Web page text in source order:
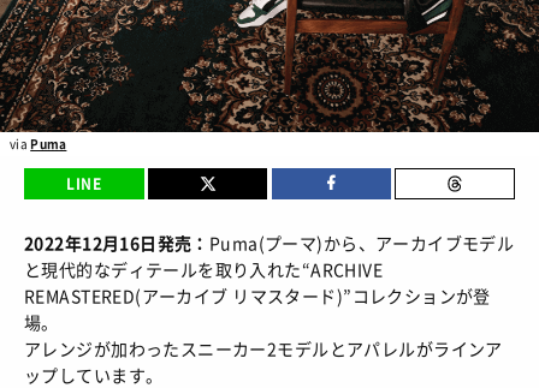
TOP/ スタイルトップ
STYLE IDEA / コーデのアイデア
STYLE SNAP / ストリートスナップ
BEAUTY
TOP/ ビューティートップ
COSMETICS / コスメアイテム
SNEAKER MIX/ スニーカーMIX
MAKE UP/ チュートリアル
FEATURE
TOP
COLUMNS / コラム
FASHION/ ファション
SHOPS/ ショップ情報
HOW TO/ あれこれハウツー
CULTURE
MUSIC/ 音楽
MOVIE/ 映画・ドラマ
ART/ アート
ABOUT
SNKRGIRLとは
プライバシーポリシー
会員ログイン
新規会員登録
via Puma
LINE
2022年12月16日発売： Puma(プーマ)から、アーカイブモデル
と現代的なディテールを取り入れた“ARCHIVE
REMASTERED(アーカイブ リマスタード)”コレクションが登
場。
アレンジが加わったスニーカー2モデルとアパレルがラインア
ップしています。